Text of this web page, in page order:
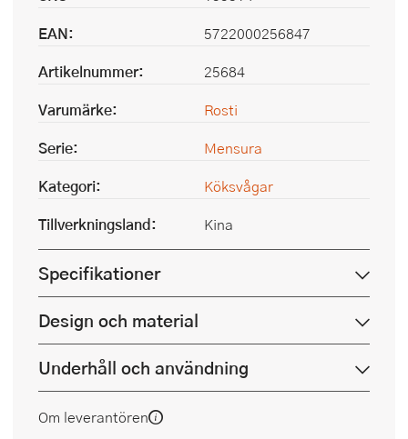
EAN:
5722000256847
Artikelnummer:
25684
Varumärke:
Rosti
Serie:
Mensura
Kategori:
Köksvågar
Tillverkningsland:
Kina
Specifikationer
Design och material
Underhåll och användning
Om leverantören